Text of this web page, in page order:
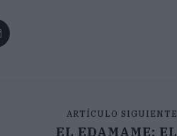
ARTÍCULO SIGUIENTE
EL EDAMAME: EL